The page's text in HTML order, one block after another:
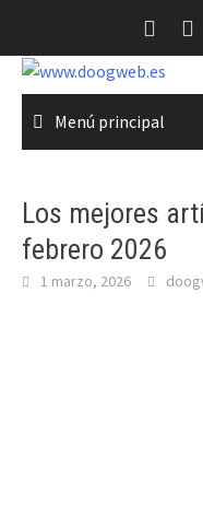
contenido
Menú principal
Los mejores
febrero 2026
1 marzo, 2026